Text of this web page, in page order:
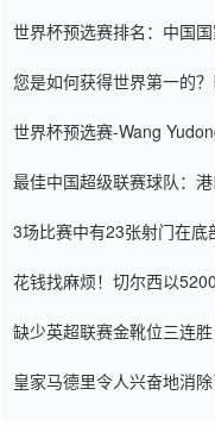
世界杯预选赛排名：中国
您是如何获得世界第一的
世界杯预选赛-Wang
最佳中国超级联赛球队：
3场比赛中有23张射门在
花钱找麻烦！切尔西以
缺少英超联赛金靴位三连
皇家马德里令人兴奋地消